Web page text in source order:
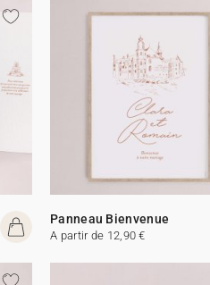
Panneau Bienvenue
A partir de 12,90 €